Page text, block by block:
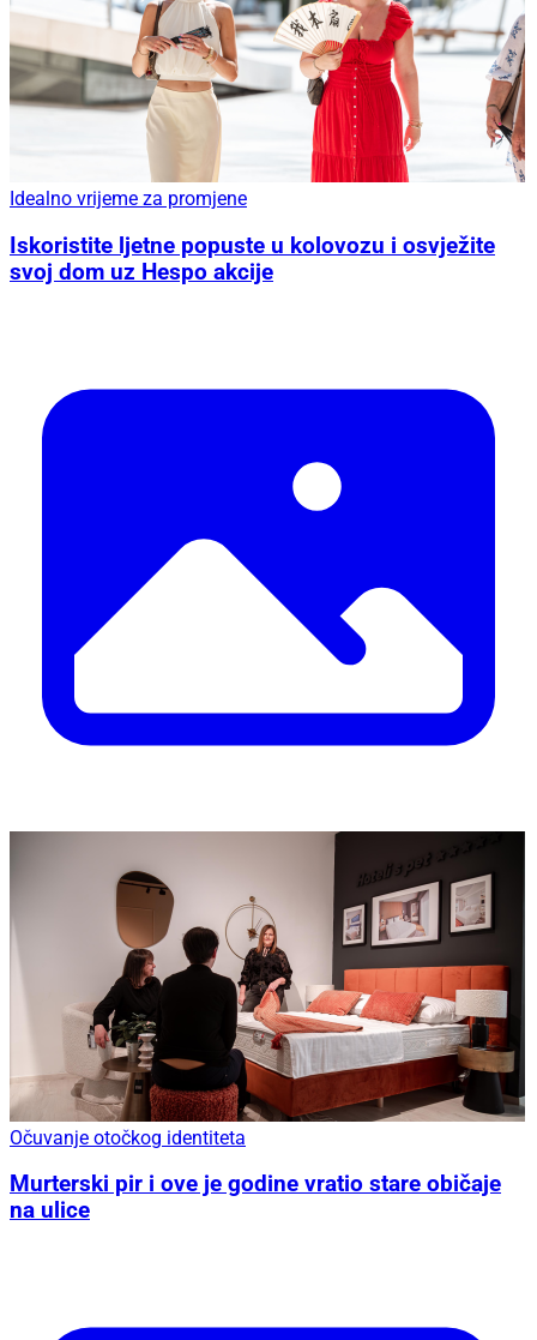
Idealno vrijeme za promjene
Iskoristite ljetne popuste u kolovozu i osvježite
svoj dom uz Hespo akcije
Očuvanje otočkog identiteta
Murterski pir i ove je godine vratio stare običaje
na ulice